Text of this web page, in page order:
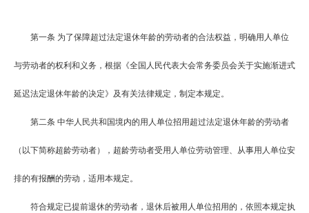
第一条 为了保障超过法定退休年龄的劳动者的合法权益，明确用人单位
与劳动者的权利和义务，根据《全国人民代表大会常务委员会关于实施渐进式
延迟法定退休年龄的决定》及有关法律规定，制定本规定。
第二条 中华人民共和国境内的用人单位招用超过法定退休年龄的劳动者
（以下简称超龄劳动者），超龄劳动者受用人单位劳动管理、从事用人单位安
排的有报酬的劳动，适用本规定。
符合规定已提前退休的劳动者，退休后被用人单位招用的，依照本规定执